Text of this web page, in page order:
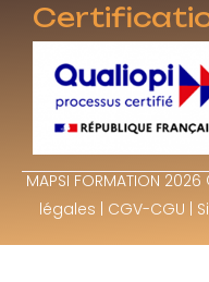
MAPSI FORMATION
légales
CGV-CGU |